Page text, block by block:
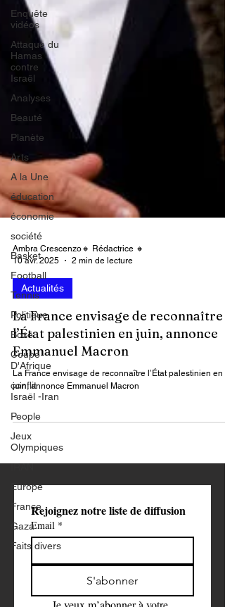
Enquête
vidéos
Attaque du
Hamas
contre
Israël
Analyses
Beauté
Planète
Arts
A la Une
éducation
économie
société
Basket
Football
Tennis
Politique
Boxe
Coupe
D'Afrique
conflit
Israël -Iran
People
Jeux
Olympiques
IRAN
Europe
France
Gaza
Faits divers
Ambra Crescenzo🔸 Rédactrice 🔸
10 avr. 2025
Actualités
La France envisage de reconnaître
l’État palestinien en juin, annonce
Emmanuel Macron
La France envisage de reconnaître l’État palestinien en
juin, annonce Emmanuel Macron
Rejoignez notre liste de diffusion
Email *